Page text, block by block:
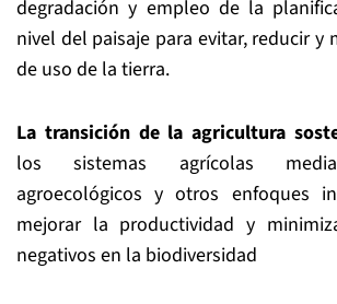
degradación y empleo de la
nivel del paisaje para evitar, reducir y
de uso de la tierra.
La transición de la agricultura
los sistemas agrícolas
agroecológicos y otros enfoques
mejorar la productividad y
negativos en la biodiversidad